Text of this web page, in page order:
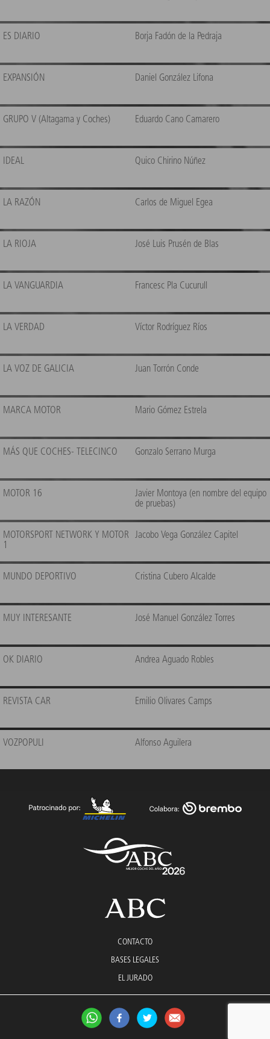
ES DIARIO Borja Fadón de la Pedraja
EXPANSIÓN Daniel González Lifona
GRUPO V (Altagama y Coches) Eduardo Cano Camarero
IDEAL Quico Chirino Núñez
LA RAZÓN Carlos de Miguel Egea
LA RIOJA José Luis Prusén de Blas
LA VANGUARDIA Francesc Pla Cucurull
LA VERDAD Víctor Rodríguez Ríos
LA VOZ DE GALICIA Juan Torrón Conde
MARCA MOTOR Mario Gómez Estrela
MÁS QUE COCHES- TELECINCO Gonzalo Serrano Murga
MOTOR 16
Javier Montoya (en nombre del equipo
de pruebas)
MOTORSPORT NETWORK Y MOTOR
1
Jacobo Vega González Capitel
MUNDO DEPORTIVO Cristina Cubero Alcalde
MUY INTERESANTE José Manuel González Torres
OK DIARIO Andrea Aguado Robles
REVISTA CAR Emilio Olivares Camps
VOZPOPULI Alfonso Aguilera
CONTACTO
BASES LEGALES
EL JURADO